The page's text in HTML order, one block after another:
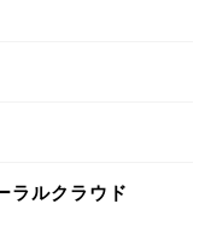
ラルクラウド